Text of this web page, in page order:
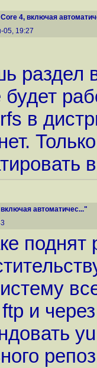
4, включая
05, 19:27
раздел
в
автоматичес..."
поднят
и